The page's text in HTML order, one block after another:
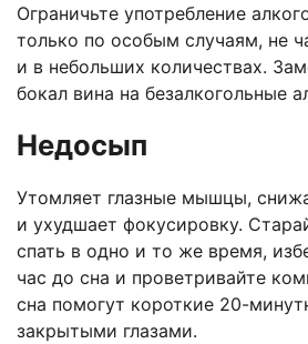
Ограничьте употребление
только по особым случаям, не
и в небольших количествах.
бокал вина на безалкогольные
Недосып
Утомляет глазные мышцы,
и ухудшает фокусировку.
спать в одно и то же время,
час до сна и проветривайте
сна помогут короткие 20-
закрытыми глазами.